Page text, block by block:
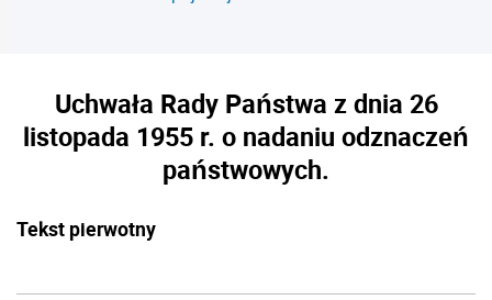
Uchwała Rady Państwa z dnia 26
listopada 1955 r. o nadaniu odznaczeń
państwowych.
Tekst pierwotny